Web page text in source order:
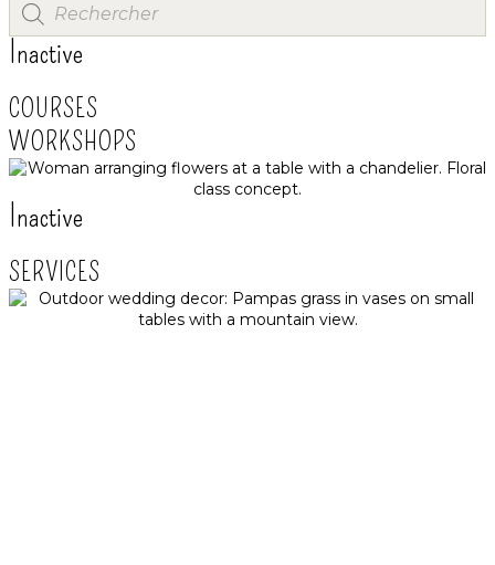
Inactive
COURSES
WORKSHOPS
Inactive
SERVICES